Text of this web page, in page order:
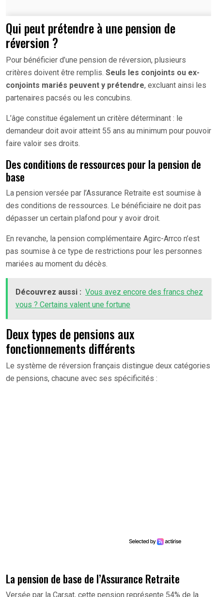
Qui peut prétendre à une pension de
réversion ?
Pour bénéficier d’une pension de réversion, plusieurs
critères doivent être remplis. Seuls les conjoints ou ex-
conjoints mariés peuvent y prétendre, excluant ainsi les
partenaires pacsés ou les concubins.
L’âge constitue également un critère déterminant : le
demandeur doit avoir atteint 55 ans au minimum pour pouvoir
faire valoir ses droits.
Des conditions de ressources pour la pension de
base
La pension versée par l’Assurance Retraite est soumise à
des conditions de ressources. Le bénéficiaire ne doit pas
dépasser un certain plafond pour y avoir droit.
En revanche, la pension complémentaire Agirc-Arrco n’est
pas soumise à ce type de restrictions pour les personnes
mariées au moment du décès.
Découvrez aussi : Vous avez encore des francs chez
vous ? Certains valent une fortune
Deux types de pensions aux
fonctionnements différents
Le système de réversion français distingue deux catégories
de pensions, chacune avec ses spécificités :
La pension de base de l’Assurance Retraite
Versée par la Carsat, cette pension représente 54% de la